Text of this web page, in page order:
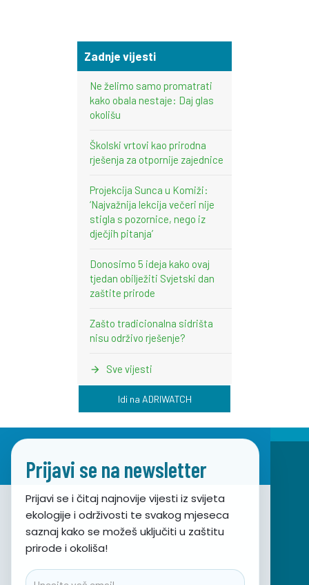
Zadnje vijesti
Ne želimo samo promatrati
kako obala nestaje: Daj glas
okolišu
Školski vrtovi kao prirodna
rješenja za otpornije zajednice
Projekcija Sunca u Komiži:
‘Najvažnija lekcija večeri nije
stigla s pozornice, nego iz
dječjih pitanja’
Donosimo 5 ideja kako ovaj
tjedan obilježiti Svjetski dan
zaštite prirode
Zašto tradicionalna sidrišta
nisu održivo rješenje?
Sve vijesti
Idi na ADRIWATCH
Prijavi se na newsletter
Prijavi se i čitaj najnovije vijesti iz svijeta
ekologije i održivosti te svakog mjeseca
saznaj kako se možeš uključiti u zaštitu
prirode i okoliša!
Email
Udruga za prirodu, okoliš i održivi razvoj Sunce
Obala hrvatskog narodnog preporoda 7
21000 Split, Hrvatska